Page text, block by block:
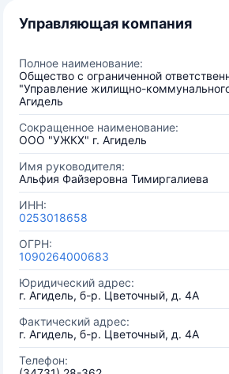
Управляющая компания
Полное наименование:
Общество с ограниченной
"Управление жилищно-
Агидель
Сокращенное наименование:
ООО "УЖКХ" г. Агидель
Имя руководителя:
Альфия Файзеровна Тимиргалиева
ИНН:
0253018658
ОГРН:
1090264000683
Юридический адрес:
г. Агидель, б-р. Цветочный, д. 4А
Фактический адрес:
г. Агидель, б-р. Цветочный, д. 4А
Телефон: